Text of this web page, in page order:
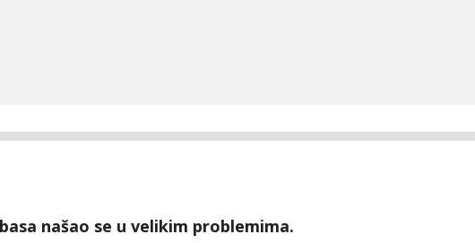
našao se u velikim problemima.